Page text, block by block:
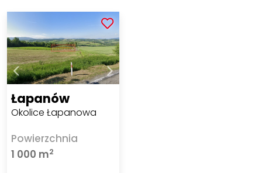
Łapanów
Okolice Łapanowa
Powierzchnia
1 000 m2